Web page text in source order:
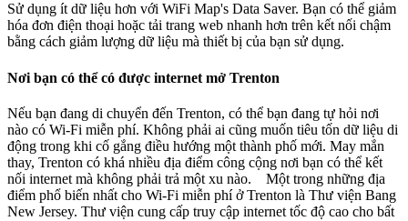
Sử dụng ít dữ liệu hơn với WiFi Map's Data Saver. Bạn có thể giảm
hóa đơn điện thoại hoặc tải trang web nhanh hơn trên kết nối chậm
bằng cách giảm lượng dữ liệu mà thiết bị của bạn sử dụng.
Nơi bạn có thể có được internet mở Trenton
Nếu bạn đang di chuyển đến Trenton, có thể bạn đang tự hỏi nơi
nào có Wi-Fi miễn phí. Không phải ai cũng muốn tiêu tốn dữ liệu di
động trong khi cố gắng điều hướng một thành phố mới. May mắn
thay, Trenton có khá nhiều địa điểm công cộng nơi bạn có thể kết
nối internet mà không phải trả một xu nào. Một trong những địa
điểm phổ biến nhất cho Wi-Fi miễn phí ở Trenton là Thư viện Bang
New Jersey. Thư viện cung cấp truy cập internet tốc độ cao cho bất